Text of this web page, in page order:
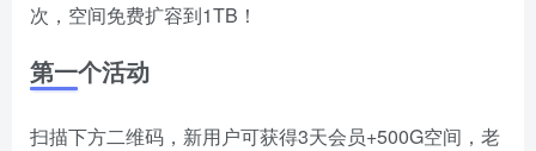
次，空间免费扩容到1TB！
第一个活动
扫描下方二维码，新用户可获得3天会员+500G空间，老